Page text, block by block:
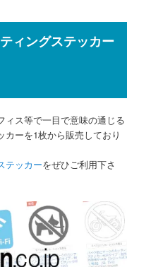
ィングステッカー
ィス等で一目で意味の通じる
ーを1枚から販売しており
テッカーをぜひご利用下さ